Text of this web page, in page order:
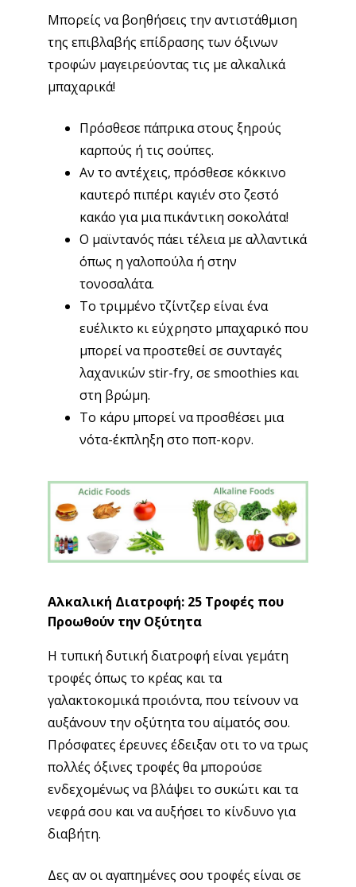
Μπορείς να βοηθήσεις την αντιστάθμιση
της επιβλαβής επίδρασης των όξινων
τροφών μαγειρεύοντας τις με αλκαλικά
μπαχαρικά!
Πρόσθεσε πάπρικα στους ξηρούς
καρπούς ή τις σούπες.
Αν το αντέχεις, πρόσθεσε κόκκινο
καυτερό πιπέρι καγιέν στο ζεστό
κακάο για μια πικάντικη σοκολάτα!
Ο μαϊντανός πάει τέλεια με αλλαντικά
όπως η γαλοπούλα ή στην
τονοσαλάτα.
Το τριμμένο τζίντζερ είναι ένα
ευέλικτο κι εύχρηστο μπαχαρικό που
μπορεί να προστεθεί σε συνταγές
λαχανικών stir-fry, σε smoothies και
στη βρώμη.
Το κάρυ μπορεί να προσθέσει μια
νότα-έκπληξη στο ποπ-κορν.
Αλκαλική Διατροφή: 25 Τροφές που
Προωθούν την Οξύτητα
Η τυπική δυτική διατροφή είναι γεμάτη
τροφές όπως το κρέας και τα
γαλακτοκομικά προιόντα, που τείνουν να
αυξάνουν την οξύτητα του αίματός σου.
Πρόσφατες έρευνες έδειξαν οτι το να τρως
πολλές όξινες τροφές θα μπορούσε
ενδεχομένως να βλάψει το συκώτι και τα
νεφρά σου και να αυξήσει το κίνδυνο για
διαβήτη.
Δες αν οι αγαπημένες σου τροφές είναι σε